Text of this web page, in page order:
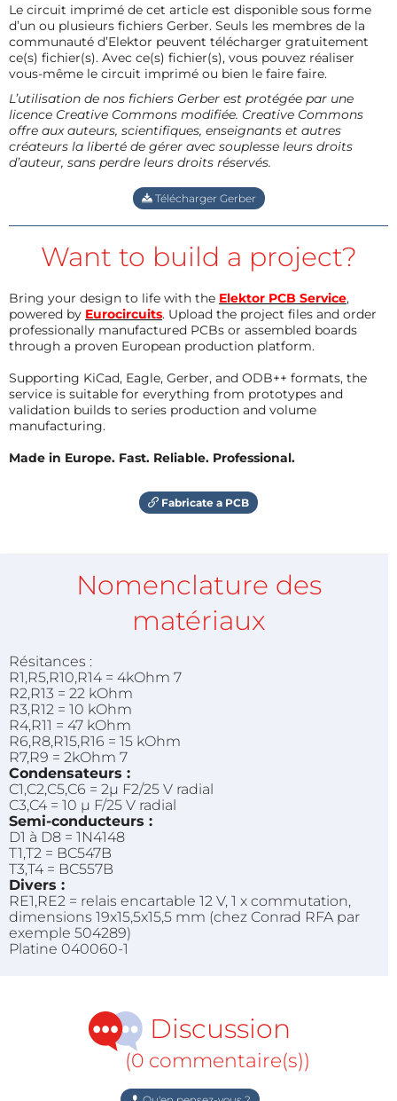
Le circuit imprimé de cet article est disponible sous forme
d’un ou plusieurs fichiers Gerber. Seuls les membres de la
communauté d’Elektor peuvent télécharger gratuitement
ce(s) fichier(s). Avec ce(s) fichier(s), vous pouvez réaliser
vous-même le circuit imprimé ou bien le faire faire.
L’utilisation de nos fichiers Gerber est protégée par une
licence Creative Commons modifiée. Creative Commons
offre aux auteurs, scientifiques, enseignants et autres
créateurs la liberté de gérer avec souplesse leurs droits
d’auteur, sans perdre leurs droits réservés.
Télécharger Gerber
Want to build a project?
Bring your design to life with the Elektor PCB Service,
powered by Eurocircuits. Upload the project files and order
professionally manufactured PCBs or assembled boards
through a proven European production platform.
Supporting KiCad, Eagle, Gerber, and ODB++ formats, the
service is suitable for everything from prototypes and
validation builds to series production and volume
manufacturing.
Made in Europe. Fast. Reliable. Professional.
Fabricate a PCB
Nomenclature des
matériaux
Résitances :
R1,R5,R10,R14 = 4kOhm 7
R2,R13 = 22 kOhm
R3,R12 = 10 kOhm
R4,R11 = 47 kOhm
R6,R8,R15,R16 = 15 kOhm
R7,R9 = 2kOhm 7
Condensateurs :
C1,C2,C5,C6 = 2µ F2/25 V radial
C3,C4 = 10 µ F/25 V radial
Semi-conducteurs :
D1 à D8 = 1N4148
T1,T2 = BC547B
T3,T4 = BC557B
Divers :
RE1,RE2 = relais encartable 12 V, 1 x commutation,
dimensions 19x15,5x15,5 mm (chez Conrad RFA par
exemple 504289)
Platine 040060-1
Discussion
(0 commentaire(s))